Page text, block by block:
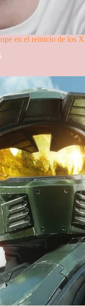
en el reinicio de los